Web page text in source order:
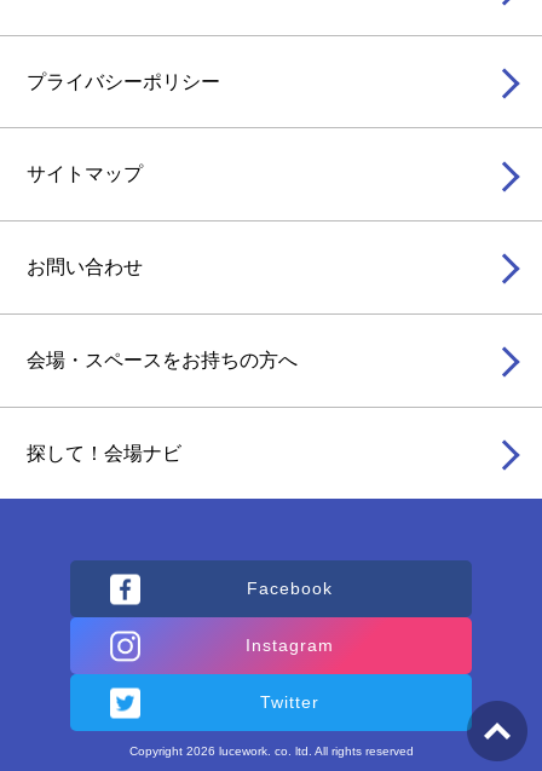
プライバシーポリシー
サイトマップ
お問い合わせ
会場・スペースをお持ちの方へ
探して！会場ナビ
Facebook
Instagram
Twitter
Copyright 2026 lucework. co. ltd. All rights reserved